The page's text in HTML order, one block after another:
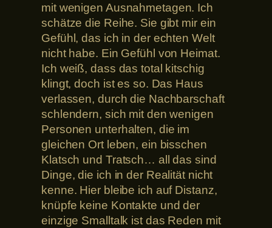
mit wenigen Ausnahmetagen. Ich
schätze die Reihe. Sie gibt mir ein
Gefühl, das ich in der echten Welt
nicht habe. Ein Gefühl von Heimat.
Ich weiß, dass das total kitschig
klingt, doch ist es so. Das Haus
verlassen, durch die Nachbarschaft
schlendern, sich mit den wenigen
Personen unterhalten, die im
gleichen Ort leben, ein bisschen
Klatsch und Tratsch… all das sind
Dinge, die ich in der Realität nicht
kenne. Hier bleibe ich auf Distanz,
knüpfe keine Kontakte und der
einzige Smalltalk ist das Reden mit